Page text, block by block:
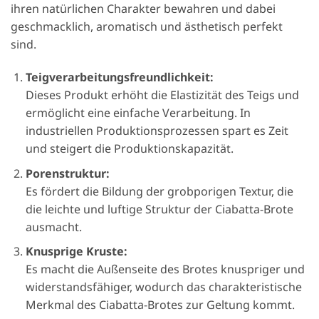
ihren natürlichen Charakter bewahren und dabei
geschmacklich, aromatisch und ästhetisch perfekt
sind.
Teigverarbeitungsfreundlichkeit:
Dieses Produkt erhöht die Elastizität des Teigs und
ermöglicht eine einfache Verarbeitung. In
industriellen Produktionsprozessen spart es Zeit
und steigert die Produktionskapazität.
Porenstruktur:
Es fördert die Bildung der grobporigen Textur, die
die leichte und luftige Struktur der Ciabatta-Brote
ausmacht.
Knusprige Kruste:
Es macht die Außenseite des Brotes knuspriger und
widerstandsfähiger, wodurch das charakteristische
Merkmal des Ciabatta-Brotes zur Geltung kommt.